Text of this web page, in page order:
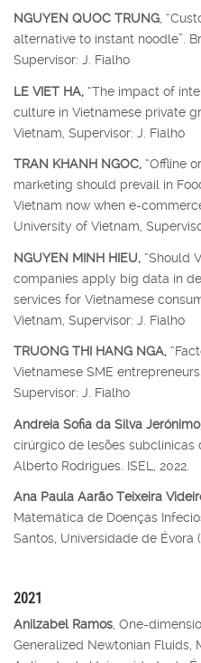
NGUYEN QUOC TRUNG ,
alternative to instant noodle”.
Supervisor: J. Fialho
LE VIET HA, “The impact of
culture in Vietnamese private
Vietnam, Supervisor: J. Fialho
TRAN KHANH NGOC, “Offline
marketing should prevail in
Vietnam now when e-
University of Vietnam,
NGUYEN MINH HIEU, “Should
companies apply big data in
services for Vietnamese
Vietnam, Supervisor: J. Fialho
TRUONG THI HANG NGA,
Vietnamese SME
Supervisor: J. Fialho
Andreia Sofia da Silva Jerónimo
cirúrgico de lesões subclínicas
Alberto Rodrigues. ISEL, 2022.
Ana Paula Aarão Teixeira
Matemática de Doenças
Santos, Universidade de Évora
2021
Anilzabel Ramos, One-
Generalized Newtonian Fluids,